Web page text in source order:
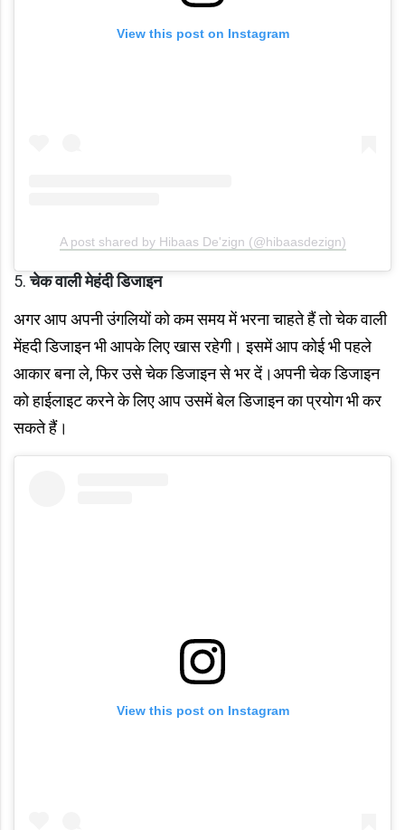
View this post on Instagram
A post shared by Hibaas De'zign (@hibaasdezign)
चेक वाली मेहंदी डिजाइन
अगर आप अपनी उंगलियों को कम समय में भरना चाहते हैं तो चेक वाली
मेंहदी डिजाइन भी आपके लिए खास रहेगी। इसमें आप कोई भी पहले
आकार बना ले, फिर उसे चेक डिजाइन से भर दें।अपनी चेक डिजाइन
को हाईलाइट करने के लिए आप उसमें बेल डिजाइन का प्रयोग भी कर
सकते हैं।
View this post on Instagram